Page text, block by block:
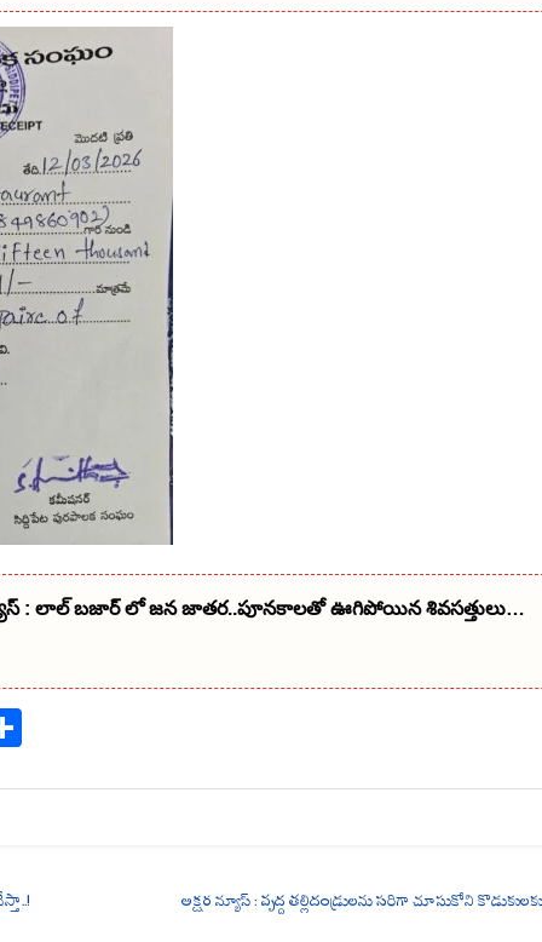
: లాల్ బజార్ లో జన జాతర..పూనకాలతో ఊగిపోయిన శివసత్తులు…
ha
re
అక్షర న్యూస్ : వృద్ద తల్లిదండ్రులను సరిగా చూసుకోని